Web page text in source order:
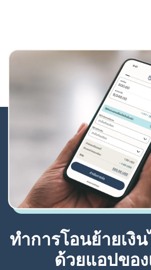
ทำการโอนย้ายเงิ
ด้วยแอปของ